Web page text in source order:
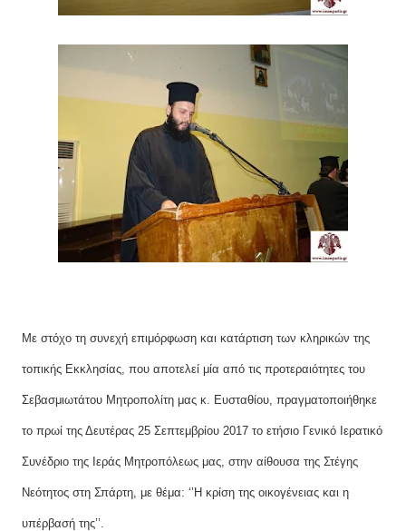
Με στόχο τη συνεχή επιμόρφωση και κατάρτιση των κληρικών της
τοπικής Εκκλησίας, που αποτελεί μία από τις προτεραιότητες του
Σεβασμιωτάτου Μητροπολίτη μας κ. Ευσταθίου, πραγματοποιήθηκε
το πρωί της Δευτέρας 25 Σεπτεμβρίου 2017 το ετήσιο Γενικό Ιερατικό
Συνέδριο της Ιεράς Μητροπόλεως μας, στην αίθουσα της Στέγης
Νεότητος στη Σπάρτη, με θέμα: ‘’Η κρίση της οικογένειας και η
υπέρβασή της’’.